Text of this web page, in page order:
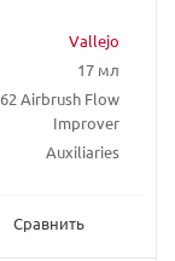
Vallejo
17 мл
Airbrush Flow
Improver
Auxiliaries
Сравнить